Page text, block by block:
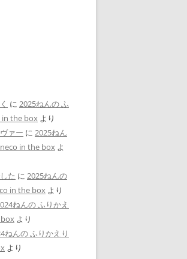
に 2025ねんの ふ
in the box より
ァー に 2025ねん
in the box よ
た に 2025ねんの
in the box より
ねんの ふりかえ
より
ねんの ふりかえり
より